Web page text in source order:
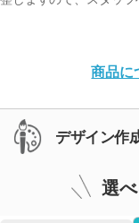
商品に
デザイン作
選